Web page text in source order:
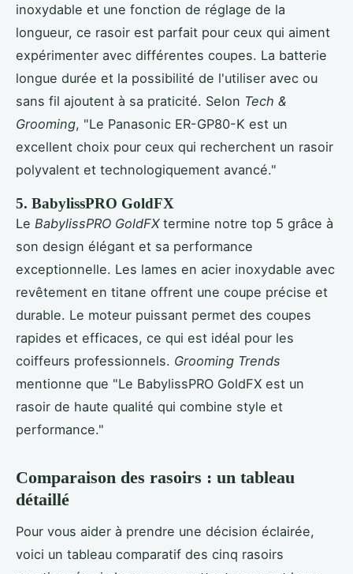
inoxydable et une fonction de réglage de la
longueur, ce rasoir est parfait pour ceux qui aiment
expérimenter avec différentes coupes. La batterie
longue durée et la possibilité de l'utiliser avec ou
sans fil ajoutent à sa praticité. Selon Tech &
Grooming, "Le Panasonic ER-GP80-K est un
excellent choix pour ceux qui recherchent un rasoir
polyvalent et technologiquement avancé."
5. BabylissPRO GoldFX
Le BabylissPRO GoldFXtermine notre top 5 grâce à
son design élégant et sa performance
exceptionnelle. Les lames en acier inoxydable avec
revêtement en titane offrent une coupe précise et
durable. Le moteur puissant permet des coupes
rapides et efficaces, ce qui est idéal pour les
coiffeurs professionnels. Grooming Trends
mentionne que "Le BabylissPRO GoldFX est un
rasoir de haute qualité qui combine style et
performance."
Comparaison des rasoirs : un tableau
détaillé
Pour vous aider à prendre une décision éclairée,
voici un tableau comparatif des cinq rasoirs